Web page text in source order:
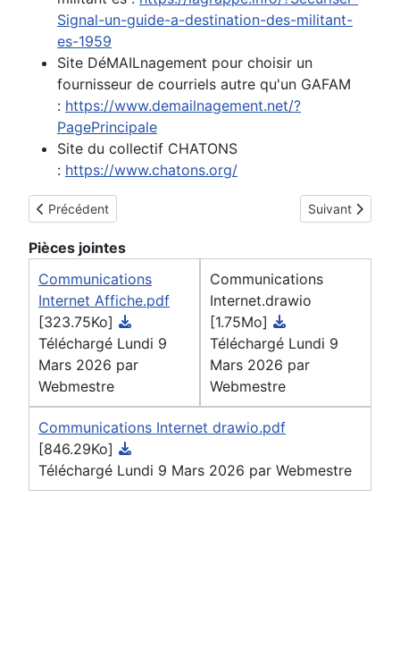
Signal-un-guide-a-destination-des-militant-
es-1959
Site DéMAILnagement pour choisir un
fournisseur de courriels autre qu'un GAFAM
: https://www.demailnagement.net/?
PagePrincipale
Site du collectif CHATONS
: https://www.chatons.org/
Article précédent : Développer une carte mentale sous forme
Précédent Article suivant
Suivant
Pièces jointes
Communications
Internet Affiche.pdf
[323.75Ko]
Téléchargé Lundi 9
Mars 2026 par
Webmestre
Communications
Internet.drawio
[1.75Mo]
Téléchargé Lundi 9
Mars 2026 par
Webmestre
Communications Internet drawio.pdf
[846.29Ko]
Téléchargé Lundi 9 Mars 2026 par Webmestre